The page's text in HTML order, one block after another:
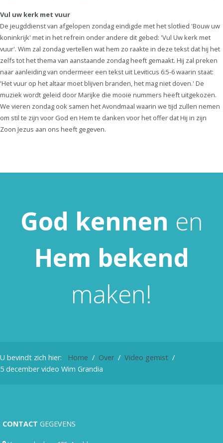
Vul uw kerk met vuur
De jeugddienst van afgelopen zondag eindigde met het slotlied 'Bouw uw
koninkrijk' met in het refrein onder andere dit gebed: 'Vul Uw kerk met
vuur'. Wim zal zondag vertellen wat hem zo raakte in deze tekst dat hij het
zelfs tot het thema van aanstaande zondag heeft gemaakt. Hij zal preken
naar aanleiding van ondermeer een tekst uit Leviticus 6:5-6 waarin staat:
'Het vuur op het altaar moet blijven branden, het mag niet doven.' De
muziek wordt geleid door Marijke die mooie nummers heeft uitgekozen.
We vieren zondag ook samen het Avondmaal waarin we tijd zullen nemen
om stil te zijn voor God en Hem te danken voor het offer dat Hij in zijn
Zoon Jezus aan ons heeft gegeven.
God kennen en
Hem bekend
maken!
U bevindt zich hier: Home Over
Video gemist
5 december video Wim Grandia
CONTACT GEGEVENS